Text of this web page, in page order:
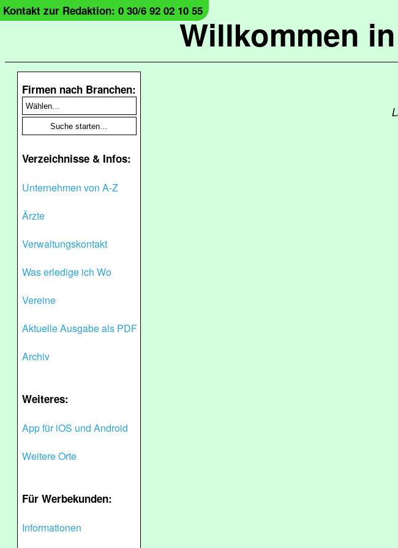
Willkommen
Kontakt zur Redaktion: 0 30/6 92 02 10 55
Firmen nach Branchen:
Verzeichnisse & Infos:
Unternehmen von A-Z
Ärzte
Verwaltungskontakt
Was erledige ich Wo
Vereine
Aktuelle Ausgabe als PDF
Archiv
Weiteres:
App für iOS und Android
Weitere Orte
Für Werbekunden:
Informationen